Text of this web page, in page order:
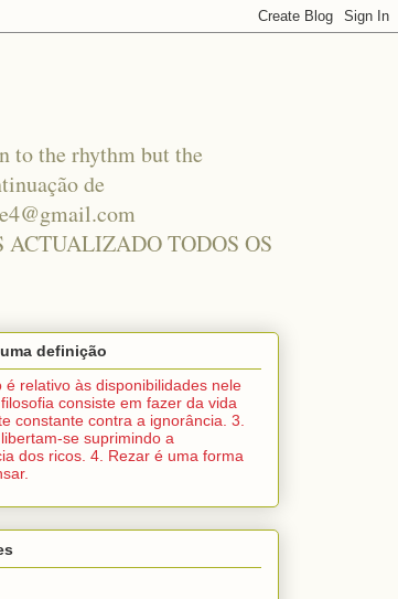
to the rhythm but the
de
TODOS OS
definição
é relativo às disponibilidades nele
consiste em fazer da vida
constante contra a ignorância. 3.
se suprimindo a
dos ricos. 4. Rezar é uma forma